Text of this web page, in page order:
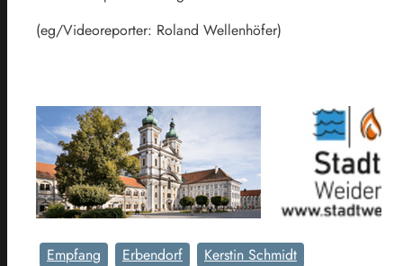
(eg/Videoreporter: Roland Wellenhöfer)
Empfang Erbendorf
Kerstin Schmidt